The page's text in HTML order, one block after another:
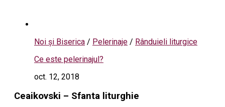
Noi și Biserica / Pelerinaje / Rânduieli liturgice
Ce este pelerinajul?
oct. 12, 2018
Ceaikovski – Sfanta liturghie